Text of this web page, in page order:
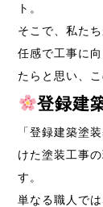
ト。
そこで、私た
任感で工事に
たらと思い、
登録建
「登録建築塗
けた塗装工事
す。
単なる職人で